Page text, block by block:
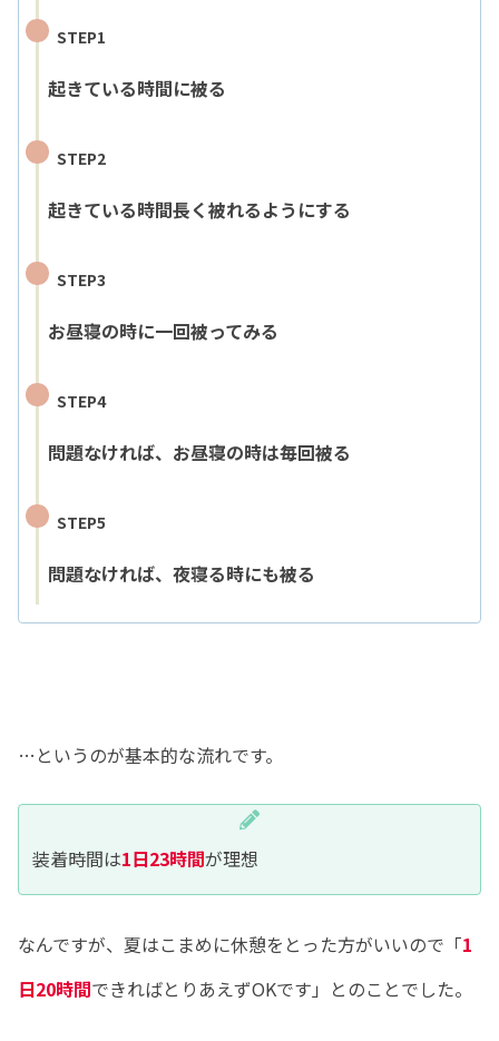
STEP1
起きている時間に被る
STEP2
起きている時間長く被れるようにする
STEP3
お昼寝の時に一回被ってみる
STEP4
問題なければ、お昼寝の時は毎回被る
STEP5
問題なければ、夜寝る時にも被る
…というのが基本的な流れです。
装着時間は1日23時間が理想
なんですが、夏はこまめに休憩をとった方がいいので「1
日20時間できればとりあえずOKです」とのことでした。